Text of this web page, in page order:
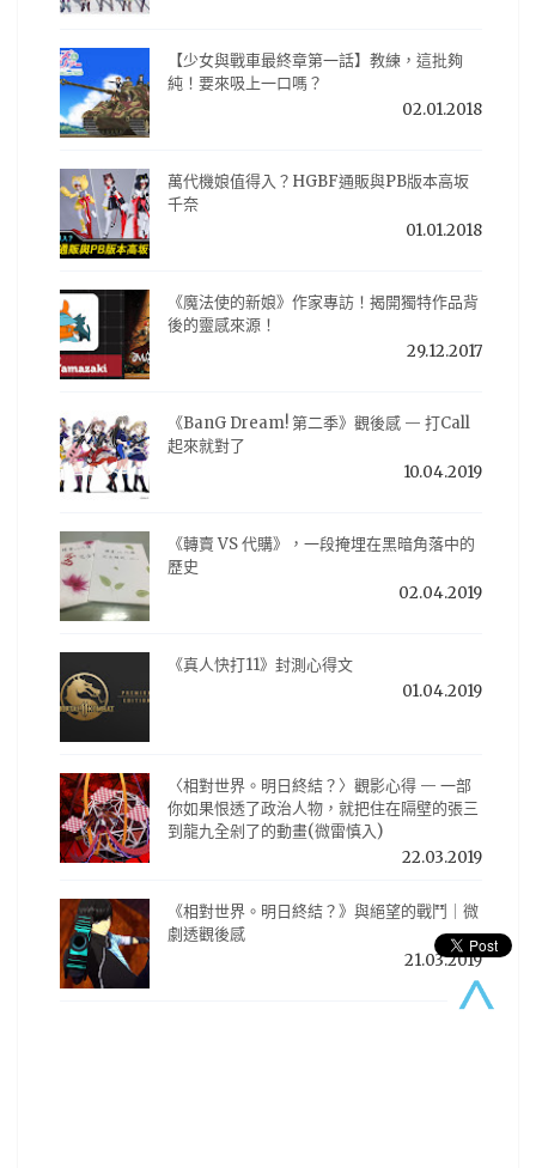
【少女與戰車最終章第一話】教練，這批夠
純！要來吸上一口嗎？
02.01.2018
萬代機娘值得入？HGBF通販與PB版本高坂
千奈
01.01.2018
《魔法使的新娘》作家專訪！揭開獨特作品背
後的靈感來源！
29.12.2017
《BanG Dream! 第二季》觀後感 — 打Call
起來就對了
10.04.2019
《轉賣 VS 代購》，一段掩埋在黑暗角落中的
歷史
02.04.2019
《真人快打11》封測心得文
01.04.2019
〈相對世界。明日終結？〉觀影心得 — 一部
你如果恨透了政治人物，就把住在隔壁的張三
到龍九全剁了的動畫(微雷慎入)
22.03.2019
《相對世界。明日終結？》與絕望的戰鬥｜微
劇透觀後感
21.03.2019